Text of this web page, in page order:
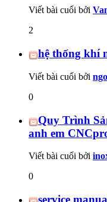
Viết bài cuối bởi
2
hệ thống khí
Viết bài cuối bởi
0
Quy Trình
anh em
Viết bài cuối bởi
0
service